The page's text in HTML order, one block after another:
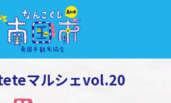
マルシェvol.20